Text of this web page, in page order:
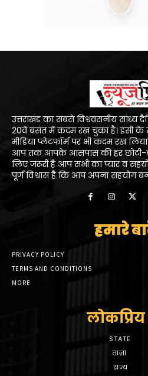
उत्तराखंड का सबसे विश्ववसनीय सांध्य
20वें बसंत में कदम रख चुका है। इसी के
मीडिया प्लेटफॉर्म पर भी कदम रख
आप तक आपके आसपास की हर छोटी-
लिए जरूरी है आप सभी का प्यार व
पूर्ण विश्वास है कि आप अपना सहयोग
हमारे
PRIVACY POLICY
TERMS AND CONDITIONS
MORE
लोकप्रिय
STATE
ताज़ा
राज्य